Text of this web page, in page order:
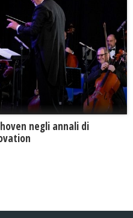
negli annali di